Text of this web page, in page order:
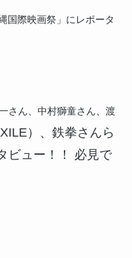
国際映画祭」にレポータ
さん、中村獅童さん、渡
）、 鉄拳さんら
ビュー！！ 必見で